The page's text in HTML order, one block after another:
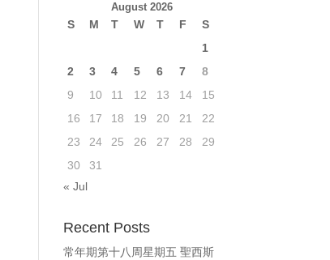
August 2026
S M T W T F
S
1
2
3 4 5 6 7
8
9
10 11 12 13 14
15
16
17 18 19 20 21
22
23
24 25 26 27 28
29
30
31
« Jul
Recent Posts
常年期第十八周星期五 聖西斯